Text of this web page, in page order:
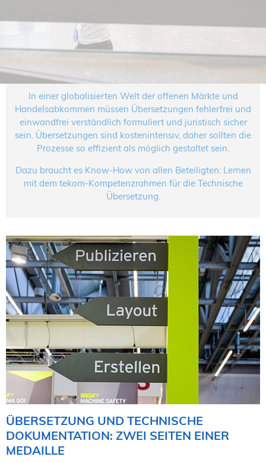
10.-12. November, 2026 in Stuttgart
Mitglied werden
Expertenrat
Publikationen
Stellenangebote
Stellengesuche
Dienstleister
Regionalgruppen
In einer globalisierten Welt der offenen Märkte und
Handelsabkommen müssen Übersetzungen fehlerfrei und
einwandfrei verständlich formuliert und juristisch sicher
sein. Übersetzungen sind kostenintensiv, daher sollten die
Prozesse so effizient als möglich gestaltet sein.
Dazu braucht es Know-How von allen Beteiligten: Lernen
mit dem tekom-Kompetenzrahmen für die Technische
Übersetzung.
ÜBERSETZUNG UND TECHNISCHE
DOKUMENTATION: ZWEI SEITEN EINER
MEDAILLE